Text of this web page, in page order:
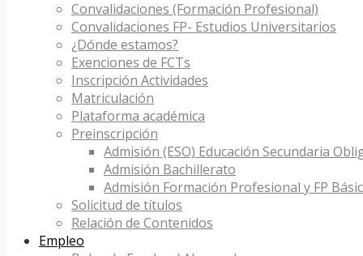
Convalidaciones (Formación Profesional)
Convalidaciones FP- Estudios Universitarios
¿Dónde estamos?
Exenciones de FCTs
Inscripción Actividades
Matriculación
Plataforma académica
Preinscripción
Admisión (ESO) Educación Secundaria
Admisión Bachillerato
Admisión Formación Profesional y FP
Solicitud de títulos
Relación de Contenidos
Empleo